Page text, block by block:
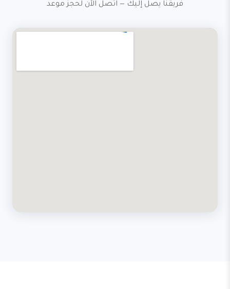
فريقنا يصل إليك — اتصل الآن لحجز موعد